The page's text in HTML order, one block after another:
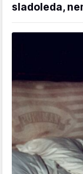
sladoleda,